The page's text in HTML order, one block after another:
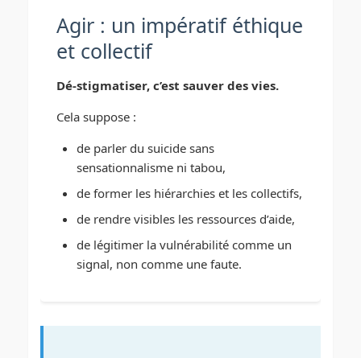
Agir : un impératif éthique
et collectif
Dé-stigmatiser, c’est sauver des vies.
Cela suppose :
de parler du suicide sans
sensationnalisme ni tabou,
de former les hiérarchies et les collectifs,
de rendre visibles les ressources d’aide,
de légitimer la vulnérabilité comme un
signal, non comme une faute.